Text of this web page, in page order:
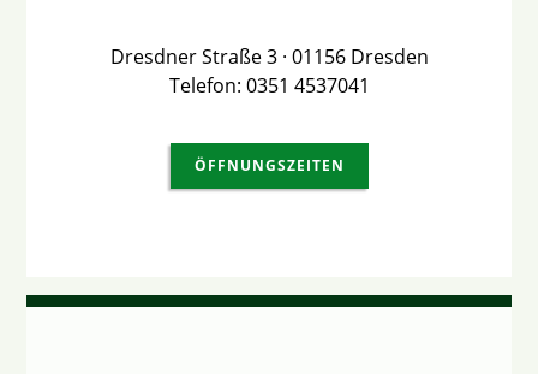
Dresdner Straße 3 · 01156 Dresden
Telefon: 0351 4537041
ÖFFNUNGSZEITEN